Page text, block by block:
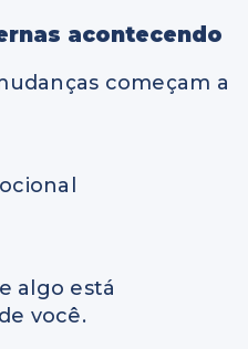
acontecendo
começam a
algo está
você.